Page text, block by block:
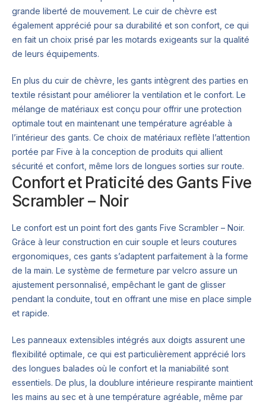
grande liberté de mouvement. Le cuir de chèvre est
également apprécié pour sa durabilité et son confort, ce qui
en fait un choix prisé par les motards exigeants sur la qualité
de leurs équipements.
En plus du cuir de chèvre, les gants intègrent des parties en
textile résistant pour améliorer la ventilation et le confort. Le
mélange de matériaux est conçu pour offrir une protection
optimale tout en maintenant une température agréable à
l’intérieur des gants. Ce choix de matériaux reflète l’attention
portée par Five à la conception de produits qui allient
sécurité et confort, même lors de longues sorties sur route.
Confort et Praticité des Gants Five
Scrambler – Noir
Le confort est un point fort des gants Five Scrambler – Noir.
Grâce à leur construction en cuir souple et leurs coutures
ergonomiques, ces gants s’adaptent parfaitement à la forme
de la main. Le système de fermeture par velcro assure un
ajustement personnalisé, empêchant le gant de glisser
pendant la conduite, tout en offrant une mise en place simple
et rapide.
Les panneaux extensibles intégrés aux doigts assurent une
flexibilité optimale, ce qui est particulièrement apprécié lors
des longues balades où le confort et la maniabilité sont
essentiels. De plus, la doublure intérieure respirante maintient
les mains au sec et à une température agréable, même par